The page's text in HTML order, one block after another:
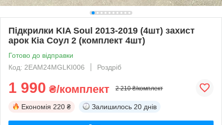
Підкрилки KIA Soul 2013-2019 (4шт) захист
арок Кіа Соул 2 (комплект 4шт)
Готово до відправки
Код: 2EAM24MGLKI006
Роздріб
1 990 ₴/комплект 2 210 ₴/комплект
Економія 220 ₴ Залишилось 20 днів